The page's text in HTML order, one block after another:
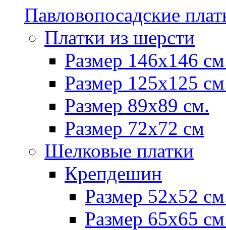
Павловопосадские
Платки из шерсти
Размер 146х146
Размер 125х125
Размер 89х89 см.
Размер 72x72 см
Шелковые платки
Крепдешин
Размер 52х52
Размер 65х65